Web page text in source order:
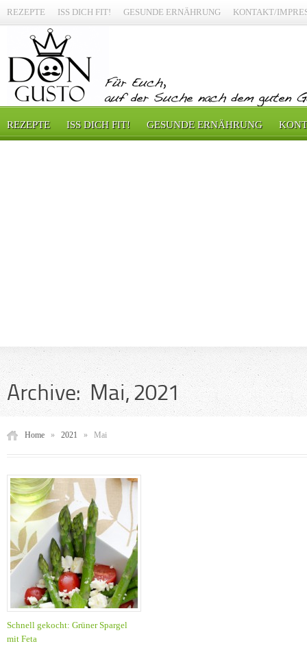
REZEPTE ISS DICH FIT! GESUNDE ERNÄHRUNG KONTAKT/
REZEPTE ISS DICH FIT! GESUNDE ERNÄHRUNG
Archive: Mai, 2021
Home » 2021 » Mai
Schnell gekocht: Grüner Spargel
mit Feta